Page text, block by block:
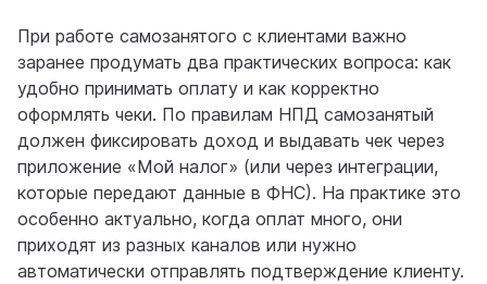
При работе самозанятого с клиентами важно
заранее продумать два практических вопроса: как
удобно принимать оплату и как корректно
оформлять чеки. По правилам НПД самозанятый
должен фиксировать доход и выдавать чек через
приложение «Мой налог» (или через интеграции,
которые передают данные в ФНС). На практике это
особенно актуально, когда оплат много, они
приходят из разных каналов или нужно
автоматически отправлять подтверждение клиенту.